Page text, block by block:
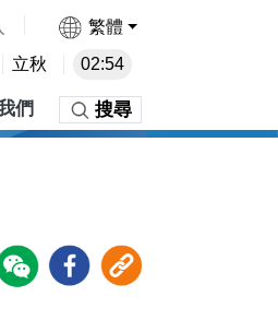
繁體
立秋 02:54
們 搜尋